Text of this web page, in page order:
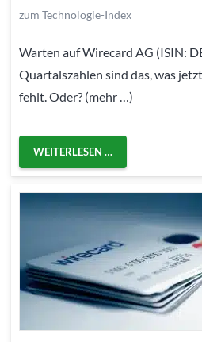
zum Technologie-Index
Warten auf Wirecard AG (ISIN:
Quartalszahlen sind das, was
fehlt. Oder? (mehr …)
WEITERLESEN …